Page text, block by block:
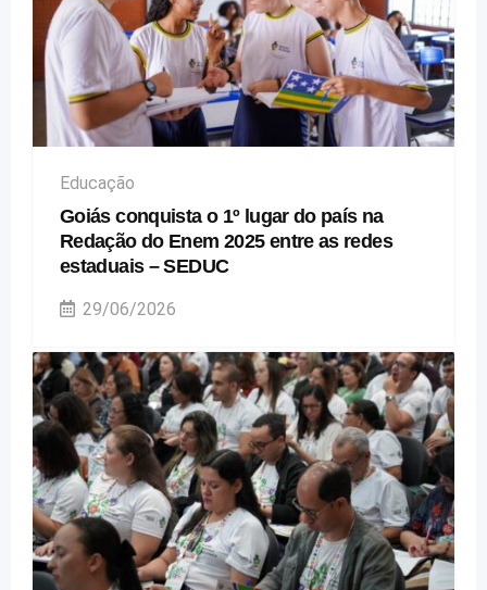
Educação
Goiás conquista o 1º lugar do país na
Redação do Enem 2025 entre as redes
estaduais – SEDUC
29/06/2026